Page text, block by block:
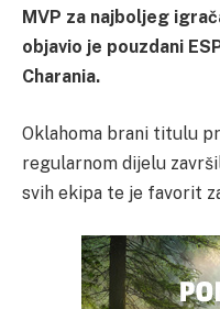
MVP za najboljeg
objavio je pouzdani
Charania.
Oklahoma brani titulu
regularnom dijelu
svih ekipa te je favorit